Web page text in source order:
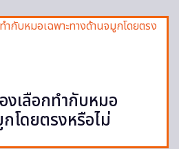
งเลือกทำกับหมอ
โดยตรงหรือไม่